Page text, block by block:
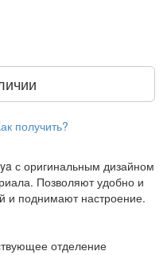
получить?
с оригинальным дизайном
Позволяют удобно и
и поднимают настроение.
отделение